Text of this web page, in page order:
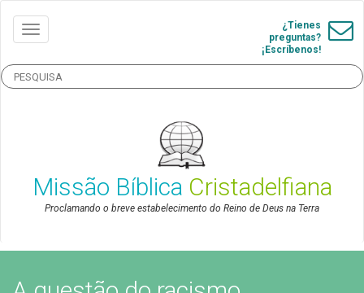
¿Tienes
preguntas?
¡Escríbenos!
Missão Bíblica Cristadelfiana
Proclamando o breve estabelecimento do Reino de Deus na Terra